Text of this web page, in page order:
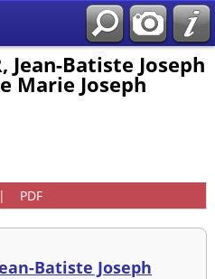
Jean-Batiste Joseph
Marie Joseph
PDF
Batiste Joseph